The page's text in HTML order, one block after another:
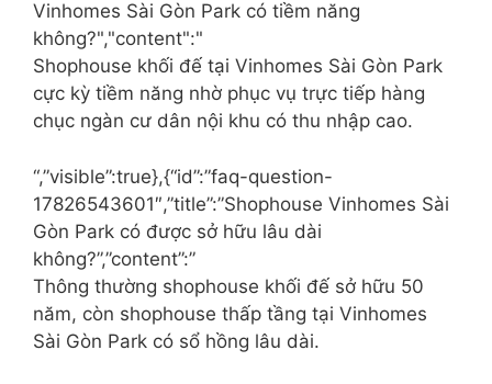
Vinhomes Sài Gòn Park có tiềm năng
không?","content":"
Shophouse khối đế tại Vinhomes Sài Gòn Park
cực kỳ tiềm năng nhờ phục vụ trực tiếp hàng
chục ngàn cư dân nội khu có thu nhập cao.
“,”visible”:true},{“id”:”faq-question-
17826543601″,”title”:”Shophouse Vinhomes Sài
Gòn Park có được sở hữu lâu dài
không?”,”content”:”
Thông thường shophouse khối đế sở hữu 50
năm, còn shophouse thấp tầng tại Vinhomes
Sài Gòn Park có sổ hồng lâu dài.